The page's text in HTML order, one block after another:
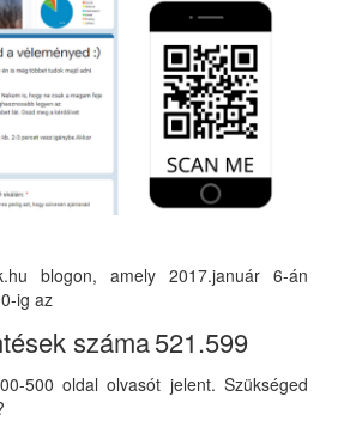
blogon, amely 2017.január 6-án
ig az
száma521.599
500 oldal olvasót jelent. Szükséged